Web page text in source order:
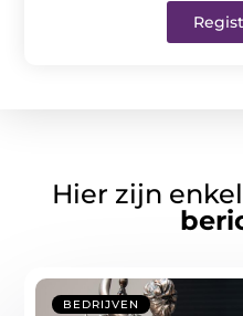
Hier zijn
BEDRIJVEN